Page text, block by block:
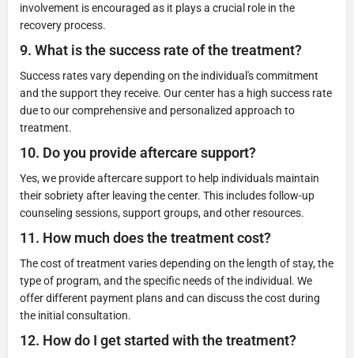
involvement is encouraged as it plays a crucial role in the
recovery process.
9. What is the success rate of the treatment?
Success rates vary depending on the individual's commitment
and the support they receive. Our center has a high success rate
due to our comprehensive and personalized approach to
treatment.
10. Do you provide aftercare support?
Yes, we provide aftercare support to help individuals maintain
their sobriety after leaving the center. This includes follow-up
counseling sessions, support groups, and other resources.
11. How much does the treatment cost?
The cost of treatment varies depending on the length of stay, the
type of program, and the specific needs of the individual. We
offer different payment plans and can discuss the cost during
the initial consultation.
12. How do I get started with the treatment?